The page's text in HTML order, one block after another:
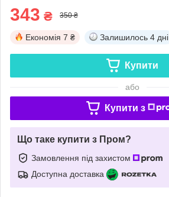
343 ₴ 350 ₴
Економія 7 ₴ Залишилось 4 дні
Купити
або
Купити з
Що таке купити з Пром?
Замовлення під захистом
Доступна доставка